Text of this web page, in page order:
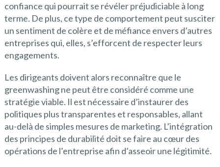
confiance qui pourrait se révéler préjudiciable à long
terme. De plus, ce type de comportement peut susciter
un sentiment de colère et de méfiance envers d’autres
entreprises qui, elles, s’efforcent de respecter leurs
engagements.
Les dirigeants doivent alors reconnaître que le
greenwashing ne peut être considéré comme une
stratégie viable. Il est nécessaire d’instaurer des
politiques plus transparentes et responsables, allant
au-delà de simples mesures de marketing. L’intégration
des principes de durabilité doit se faire au cœur des
opérations de l’entreprise afin d’asseoir une légitimité.